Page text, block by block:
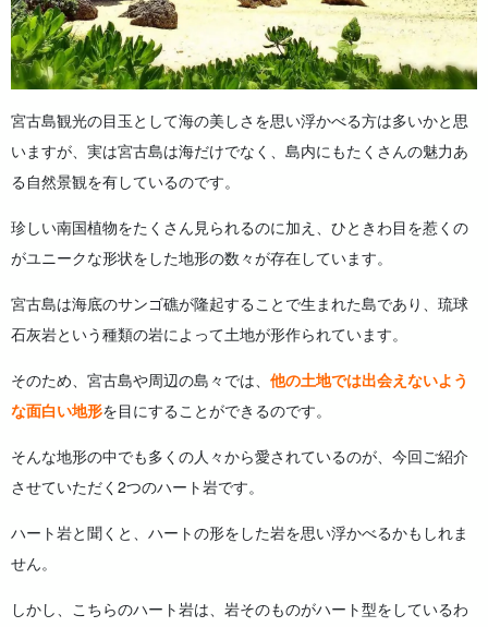
宮古島観光の目玉として海の美しさを思い浮かべる方は多いかと思
いますが、実は宮古島は海だけでなく、島内にもたくさんの魅力あ
る自然景観を有しているのです。
珍しい南国植物をたくさん見られるのに加え、ひときわ目を惹くの
がユニークな形状をした地形の数々が存在しています。
宮古島は海底のサンゴ礁が隆起することで生まれた島であり、琉球
石灰岩という種類の岩によって土地が形作られています。
そのため、宮古島や周辺の島々では、 他の土地では出会えないよう
な面白い地形を目にすることができるのです。
そんな地形の中でも多くの人々から愛されているのが、今回ご紹介
させていただく2つのハート岩です。
ハート岩と聞くと、ハートの形をした岩を思い浮かべるかもしれま
せん。
しかし、こちらのハート岩は、岩そのものがハート型をしているわ